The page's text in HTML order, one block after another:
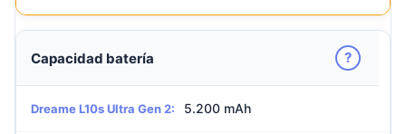
Capacidad batería ?
Dreame L10s Ultra Gen 2: 5.200 mAh